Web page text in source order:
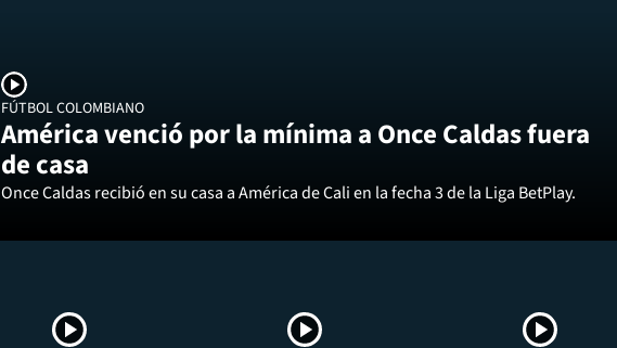
FÚTBOL COLOMBIANO
América venció por la mínima a Once Caldas fuera
de casa
Once Caldas recibió en su casa a América de Cali en la fecha 3 de la Liga BetPlay.